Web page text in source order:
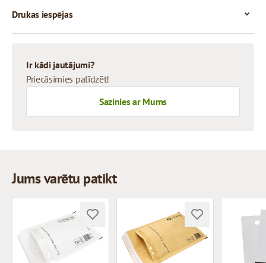
Drukas iespējas
Ir kādi jautājumi?
Priecāsimies palīdzēt!
Sazinies ar Mums
Jums varētu patikt